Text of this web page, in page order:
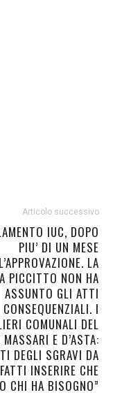
Articolo successivo
IUC, DOPO
PIU’ DI UN MESE
LA
PICCITTO NON HA
ASSUNTO GLI ATTI
CONSEQUENZIALI. I
COMUNALI DEL
MASSARI E D’ASTA:
DEGLI SGRAVI DA
INSERIRE CHE
CHI HA BISOGNO”